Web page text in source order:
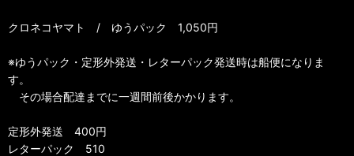
クロネコヤマト / ゆうパック 1,050円
※ゆうパック・定形外発送・レターパック発送時は船便になりま
す。
その場合配達までに一週間前後かかります。
定形外発送 400円
レターパック 510